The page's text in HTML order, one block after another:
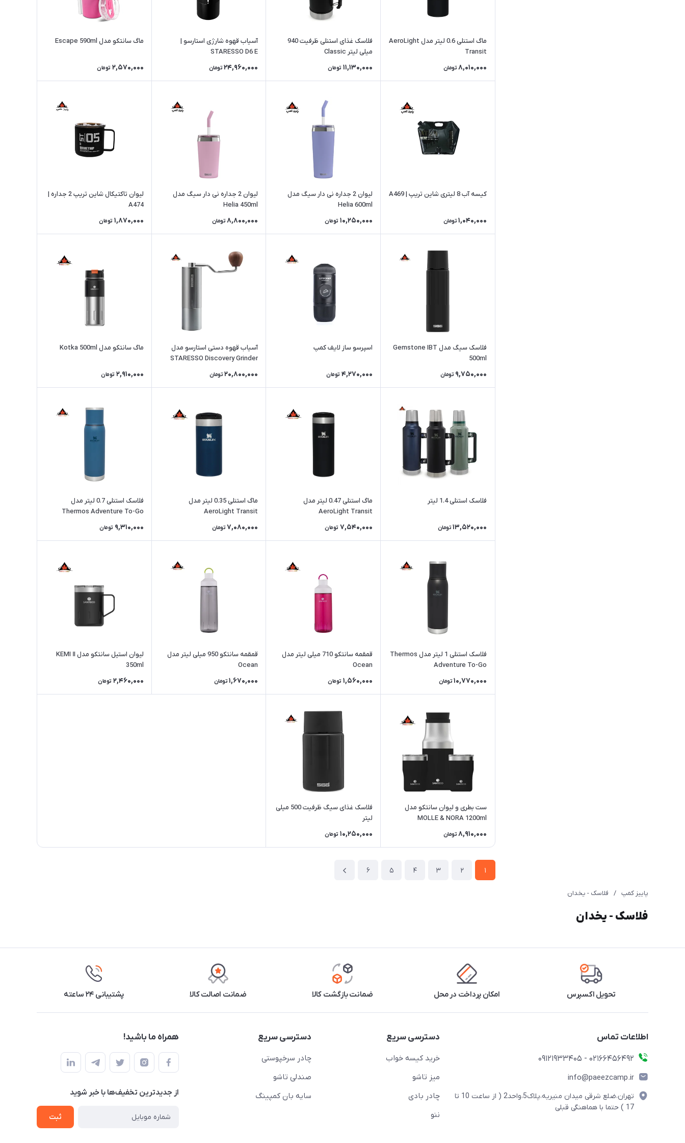
ماگ استنلی 0.6 لیتر مدل AeroLight
Transit
8,010,000 تومان
فلاسک غذای استنلی ظرفیت 940
میلی لیتر Classic
11,130,000 تومان
آسیاب قهوه شارژی استارسو |
STARESSO D6 E
24,960,000 تومان
ماگ سانتکو مدل Escape 590ml
2,570,000 تومان
کیسه آب 8 لیتری شاین تریپ | A469
1,040,000 تومان
لیوان 2 جداره نی دار سیگ مدل
Helia 600ml
10,250,000 تومان
لیوان 2 جداره نی دار سیگ مدل
Helia 450ml
8,800,000 تومان
لیوان تاکتیکال شاین تریپ 2 جداره |
A474
1,870,000 تومان
فلاسک سیگ مدل Gemstone IBT
500ml
9,750,000 تومان
اسپرسو ساز لایف کمپ
4,270,000 تومان
آسیاب قهوه دستی استارسو مدل
STARESSO Discovery Grinder
20,800,000 تومان
ماگ سانتکو مدل Kotka 500ml
2,910,000 تومان
فلاسک استنلی 1.4 لیتر
13,520,000 تومان
ماگ استنلی 0.47 لیتر مدل
AeroLight Transit
7,540,000 تومان
ماگ استنلی 0.35 لیتر مدل
AeroLight Transit
7,080,000 تومان
فلاسک استنلی 0.7 لیتر مدل
Thermos Adventure To-Go
9,310,000 تومان
فلاسک استنلی 1 لیتر مدل Thermos
Adventure To-Go
10,770,000 تومان
قمقمه سانتکو 710 میلی لیتر مدل
Ocean
1,560,000 تومان
قمقمه سانتکو 950 میلی لیتر مدل
Ocean
1,670,000 تومان
لیوان استیل سانتکو مدل KEMI Ⅱ
350ml
2,460,000 تومان
ست بطری و لیوان سانتکو مدل
MOLLE & NORA 1200ml
8,910,000 تومان
فلاسک غذای سیگ ظرفیت 500 میلی
لیتر
10,250,000 تومان
1
2
3
4
5
6
پاییز کمپ / فلاسک - یخدان
فلاسک - یخدان
تحویل اکسپرس امکان پرداخت در محل ضمانت بازگشت کالا ضمانت اصالت کالا پشتیبانی ۲۴ ساعته
اطلاعات تماس
02166456492 - 09121933405
info@paeezcamp.ir
تهران،ضلع شرقی میدان منیریه،پلاک5،واحد2 ( از ساعت 10 تا
17 ) حتما با هماهنگی قبلی
دسترسی سریع
خرید کیسه خواب
میز تاشو
چادر بادی
ننو
دسترسی سریع
چادر سرخپوستی
صندلی تاشو
سایه بان کمپینگ
همراه ما باشید!
از جدید‌ترین تخفیف‌ها با‌ خبر شوید
ثبت